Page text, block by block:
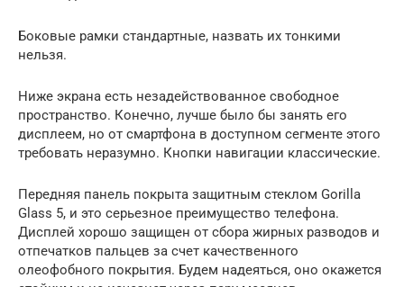
Боковые рамки стандартные, назвать их тонкими
нельзя.
Ниже экрана есть незадействованное свободное
пространство. Конечно, лучше было бы занять его
дисплеем, но от смартфона в доступном сегменте этого
требовать неразумно. Кнопки навигации классические.
Передняя панель покрыта защитным стеклом Gorilla
Glass 5, и это серьезное преимущество телефона.
Дисплей хорошо защищен от сбора жирных разводов и
отпечатков пальцев за счет качественного
олеофобного покрытия. Будем надеяться, оно окажется